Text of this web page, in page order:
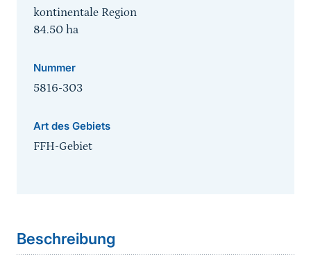
kontinentale Region
84.50 ha
Nummer
5816-303
Art des Gebiets
FFH-Gebiet
Beschreibung